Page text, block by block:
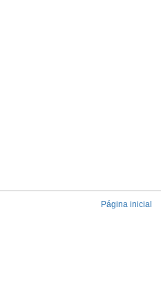
Página inicial